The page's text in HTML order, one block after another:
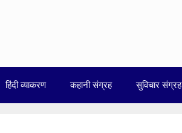
हिंदी व्याकरण कहानी संग्रह सुविचार संग्रह